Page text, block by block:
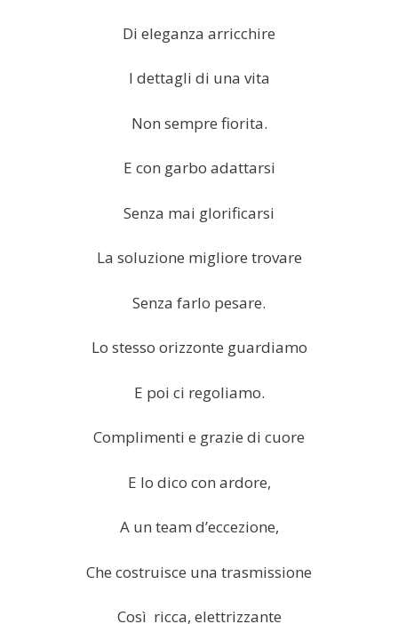
Di eleganza arricchire
I dettagli di una vita
Non sempre fiorita.
E con garbo adattarsi
Senza mai glorificarsi
La soluzione migliore trovare
Senza farlo pesare.
Lo stesso orizzonte guardiamo
E poi ci regoliamo.
Complimenti e grazie di cuore
E lo dico con ardore,
A un team d’eccezione,
Che costruisce una trasmissione
Così ricca, elettrizzante